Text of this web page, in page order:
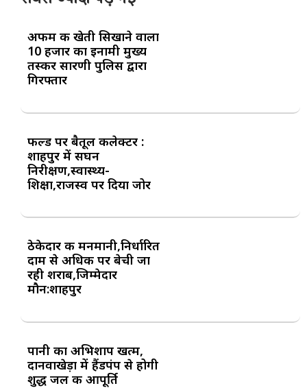
अफीम की खेती सिखाने वाला
10 हजार का इनामी मुख्य
तस्कर सारणी पुलिस द्वारा
गिरफ्तार
फील्ड पर बैतूल कलेक्टर :
शाहपुर में सघन
निरीक्षण,स्वास्थ्य-
शिक्षा,राजस्व पर दिया जोर
ठेकेदार की मनमानी,निर्धारित
दाम से अधिक पर बेची जा
रही शराब,जिम्मेदार
मौन:शाहपुर
पानी का अभिशाप खत्म,
दानवाखेड़ा में हैंडपंप से होगी
शुद्ध जल की आपूर्ति